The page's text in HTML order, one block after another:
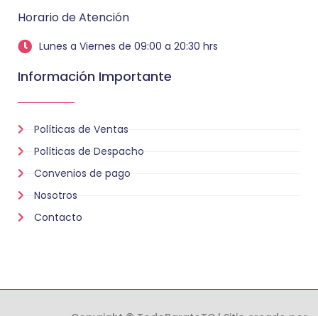
Horario de Atención
Lunes a Viernes de 09:00 a 20:30 hrs
Información Importante
Políticas de Ventas
Políticas de Despacho
Convenios de pago
Nosotros
Contacto